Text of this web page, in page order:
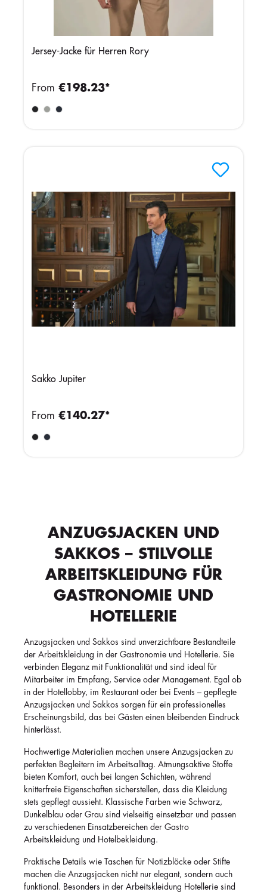
Jersey-Jacke für Herren Rory
From €198.23*
Sakko Jupiter
From €140.27*
ANZUGSJACKEN UND
SAKKOS – STILVOLLE
ARBEITSKLEIDUNG FÜR
GASTRONOMIE UND
HOTELLERIE
Anzugsjacken und Sakkos sind unverzichtbare Bestandteile
der Arbeitskleidung in der Gastronomie und Hotellerie. Sie
verbinden Eleganz mit Funktionalität und sind ideal für
Mitarbeiter im Empfang, Service oder Management. Egal ob
in der Hotellobby, im Restaurant oder bei Events – gepflegte
Anzugsjacken und Sakkos sorgen für ein professionelles
Erscheinungsbild, das bei Gästen einen bleibenden Eindruck
hinterlässt.
Hochwertige Materialien machen unsere Anzugsjacken zu
perfekten Begleitern im Arbeitsalltag. Atmungsaktive Stoffe
bieten Komfort, auch bei langen Schichten, während
knitterfreie Eigenschaften sicherstellen, dass die Kleidung
stets gepflegt aussieht. Klassische Farben wie Schwarz,
Dunkelblau oder Grau sind vielseitig einsetzbar und passen
zu verschiedenen Einsatzbereichen der Gastro
Arbeitskleidung und Hotelbekleidung.
Praktische Details wie Taschen für Notizblöcke oder Stifte
machen die Anzugsjacken nicht nur elegant, sondern auch
funktional. Besonders in der Arbeitskleidung Hotellerie sind